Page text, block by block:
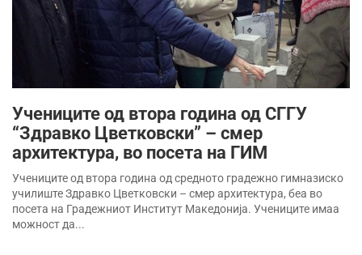
Учениците од втора година од СГГУ
“Здравко Цветковски” – смер
архитектура, во посета на ГИМ
Учениците од втора година од средното градежно гимназиско
училиште Здравко Цветковски – смер архитектура, беа во
посета на Градежниот Институт Македонија. Учениците имаа
можност да...